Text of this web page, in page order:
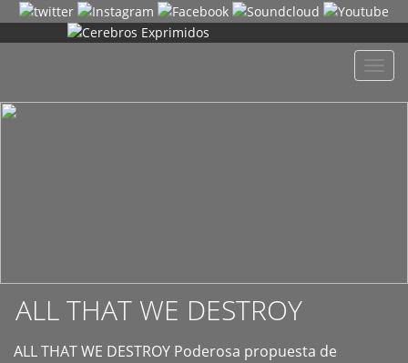
ALL THAT WE DESTROY
ALL THAT WE DESTROY Poderosa propuesta de